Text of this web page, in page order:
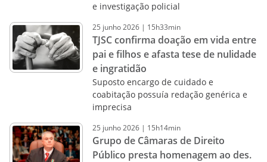
e investigação policial
25 junho2026 | 15h33min
TJSC confirma doação em vida entre
pai e filhos e afasta tese de nulidade
e ingratidão
Suposto encargo de cuidado e
coabitação possuía redação genérica e
imprecisa
25 junho2026 | 15h14min
Grupo de Câmaras de Direito
Público presta homenagem ao des.